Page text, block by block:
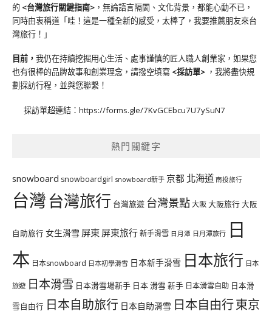
的 <台灣旅行關鍵指南> ，無論語言隔閡、文化背景，都能心動不已，
同時由衷稱道「哇！這是一種全新的感受，太棒了，我要推薦朋友來台
灣旅行！」
目前， 我仍在持續挖掘用心生活、處事謹慎的匠人職人創業家，如果您
也有很棒的品牌故事和創業理念，請撥空填寫 <採訪單> ，我將盡快規
劃採訪行程，並與您聯繫！
採訪單超連結： https://forms.gle/7KvGCEbcu7U7ySuN7
熱門關鍵字
snowboard snowboardgirl snowboard新手 京都 北海道 南投旅行
台灣台灣旅行 台灣旅遊 台灣景點大阪大阪旅行大阪
自助旅行 女生滑雪 屏東 屏東旅行新手滑雪 日月潭 日月潭旅行 日
本 日本snowboard 日本初學滑雪 日本新手滑雪 日本旅行 日本
旅遊 日本滑雪 日本滑雪場新手 日本 滑雪 新手 日本滑雪自助 日本滑
雪自由行 日本自助旅行 日本自助滑雪 日本自由行東京